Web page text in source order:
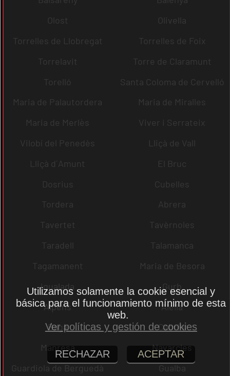
Olost
Olivella
Torrelles de Llobregat
Torrelles de Foix
Torrelavit
Torre de Claramunt
Torelló
Santa Coloma de Cervelló
Maria de Palautordera
Maria de Miralles
Maria de Merlès
Viver i Serrateix
Vilobí del Penedès
Lliçà de Vall
Lliçà d´Amunt
El Bruc
Dosrius
Cubelles
Tordera
Abrera
Tavertet
Tavèrnoles
Taradell
Talamanca
Tagamanent
Maria de Besora
Igualada
Gurb
Alpens
Alella
Bagà
Cabrils
Manresa
Navarcles
Guardiola de Berguedà
Gualba
Utilizamos solamente la cookie esencial y
básica para el funcionamiento mínimo de esta
web.
Ver políticas y gestión de cookies
RECHAZAR ACEPTAR